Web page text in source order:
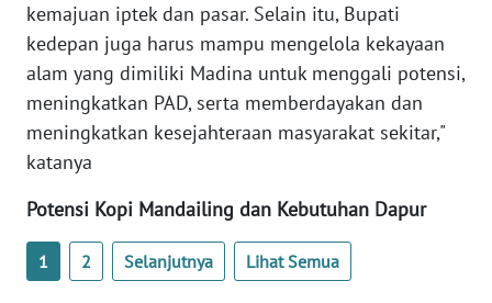
kemajuan iptek dan pasar. Selain itu, Bupati
kedepan juga harus mampu mengelola kekayaan
alam yang dimiliki Madina untuk menggali potensi,
meningkatkan PAD, serta memberdayakan dan
meningkatkan kesejahteraan masyarakat sekitar,"
katanya
Potensi Kopi Mandailing dan Kebutuhan Dapur
1 2 Selanjutnya Lihat Semua
SUMSEL
WN
BENGKULU
LAMPUNG
WN